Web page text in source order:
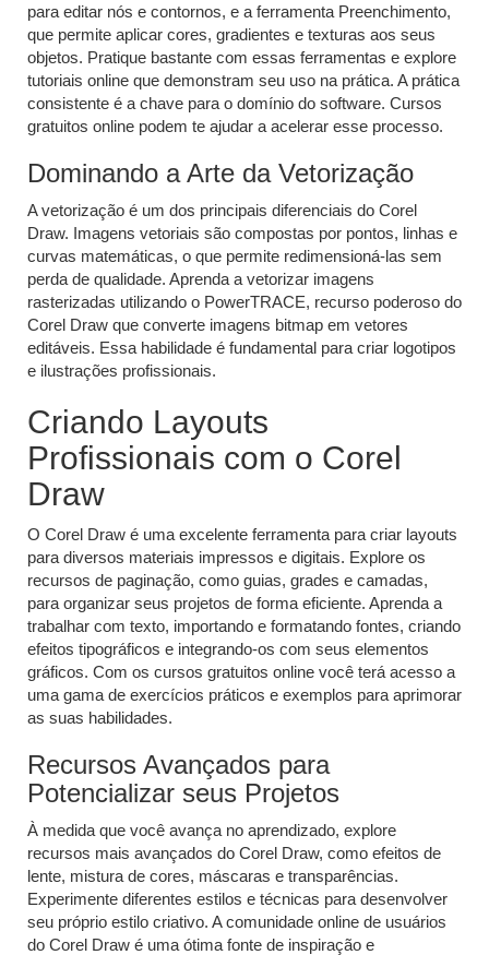
para editar nós e contornos, e a ferramenta Preenchimento,
que permite aplicar cores, gradientes e texturas aos seus
objetos. Pratique bastante com essas ferramentas e explore
tutoriais online que demonstram seu uso na prática. A prática
consistente é a chave para o domínio do software. Cursos
gratuitos online podem te ajudar a acelerar esse processo.
Dominando a Arte da Vetorização
A vetorização é um dos principais diferenciais do Corel
Draw. Imagens vetoriais são compostas por pontos, linhas e
curvas matemáticas, o que permite redimensioná-las sem
perda de qualidade. Aprenda a vetorizar imagens
rasterizadas utilizando o PowerTRACE, recurso poderoso do
Corel Draw que converte imagens bitmap em vetores
editáveis. Essa habilidade é fundamental para criar logotipos
e ilustrações profissionais.
Criando Layouts
Profissionais com o Corel
Draw
O Corel Draw é uma excelente ferramenta para criar layouts
para diversos materiais impressos e digitais. Explore os
recursos de paginação, como guias, grades e camadas,
para organizar seus projetos de forma eficiente. Aprenda a
trabalhar com texto, importando e formatando fontes, criando
efeitos tipográficos e integrando-os com seus elementos
gráficos. Com os cursos gratuitos online você terá acesso a
uma gama de exercícios práticos e exemplos para aprimorar
as suas habilidades.
Recursos Avançados para
Potencializar seus Projetos
À medida que você avança no aprendizado, explore
recursos mais avançados do Corel Draw, como efeitos de
lente, mistura de cores, máscaras e transparências.
Experimente diferentes estilos e técnicas para desenvolver
seu próprio estilo criativo. A comunidade online de usuários
do Corel Draw é uma ótima fonte de inspiração e